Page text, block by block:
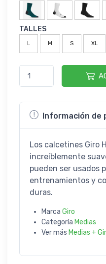
TALLES
L M S XL
Información de
Los calcetines Giro
increíblemente
pueden ser usados
entrenamientos y
duras.
Marca Giro
Categoría Medias
Ver más Medias +